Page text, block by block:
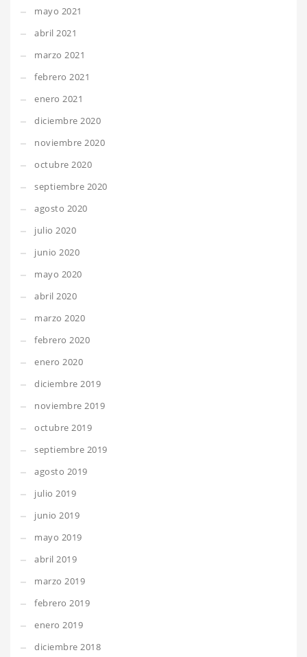
mayo 2021
abril 2021
marzo 2021
febrero 2021
enero 2021
diciembre 2020
noviembre 2020
octubre 2020
septiembre 2020
agosto 2020
julio 2020
junio 2020
mayo 2020
abril 2020
marzo 2020
febrero 2020
enero 2020
diciembre 2019
noviembre 2019
octubre 2019
septiembre 2019
agosto 2019
julio 2019
junio 2019
mayo 2019
abril 2019
marzo 2019
febrero 2019
enero 2019
diciembre 2018